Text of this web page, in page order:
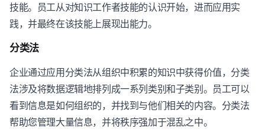
技能。员工从对知识工作者技能的认识开始，进而应用实
践，并最终在该技能上展现出能力。
分类法
企业通过应用分类法从组织中积累的知识中获得价值，分类
法涉及将数据逻辑地排列成一系列类别和子类别。员工可以
看到信息是如何组织的，并找到与他们相关的内容。分类法
帮助您管理大量信息，并将秩序强加于混乱之中。